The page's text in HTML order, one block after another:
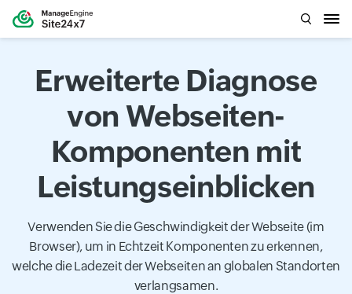
Erweiterte Diagnose
von Webseiten-
Komponenten mit
Leistungseinblicken
Verwenden Sie die Geschwindigkeit der Webseite (im
Browser), um in Echtzeit Komponenten zu erkennen,
welche die Ladezeit der Webseiten an globalen Standorten
verlangsamen.